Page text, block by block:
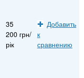
35
200 грн/
рік
Добавить
к
сравнению